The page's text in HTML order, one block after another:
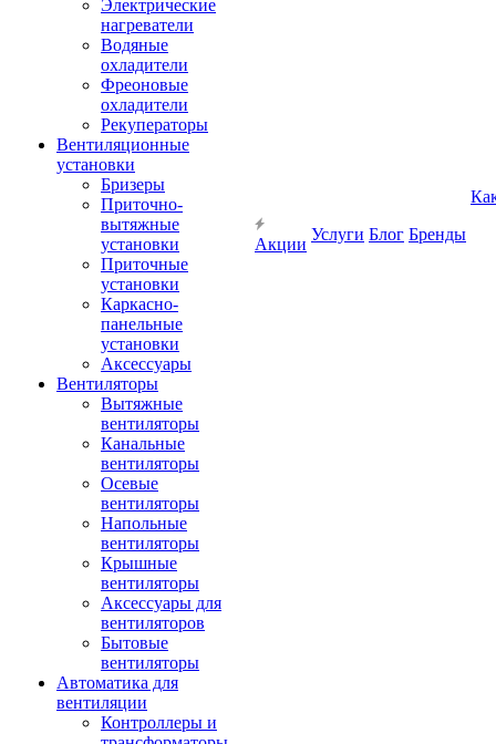
Электрические
нагреватели
Водяные
охладители
Фреоновые
охладители
Рекуператоры
Вентиляционные
установки
Бризеры
Приточно-
вытяжные
установки
Приточные
установки
Каркасно-
панельные
установки
Аксессуары
Вентиляторы
Вытяжные
вентиляторы
Канальные
вентиляторы
Осевые
вентиляторы
Напольные
вентиляторы
Крышные
вентиляторы
Аксессуары для
вентиляторов
Бытовые
вентиляторы
Автоматика для
вентиляции
Контроллеры и
Акции
Услуги Блог Бренды